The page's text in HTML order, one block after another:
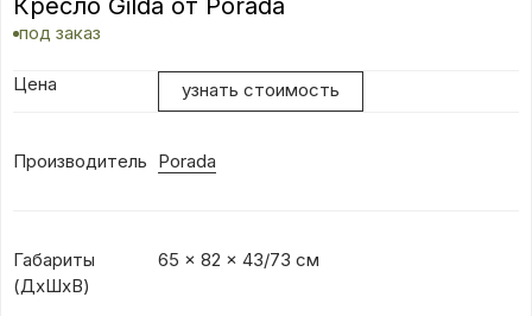
Кресло Gilda от Porada
под заказ
Цена узнать стоимость
Производитель Porada
Габариты
(ДхШхВ)
65 x 82 x 43/73 см